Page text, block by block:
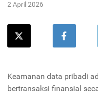
2 April 2026
Keamanan data pribadi
bertransaksi finansial